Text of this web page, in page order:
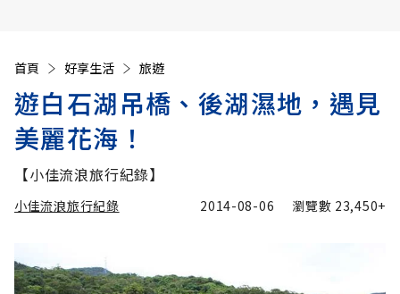
首頁 好享生活 旅遊
遊白石湖吊橋、後湖濕地，遇見
美麗花海！
【小佳流浪旅行紀錄】
小佳流浪旅行紀錄 2014-08-06 瀏覽數 23,450+